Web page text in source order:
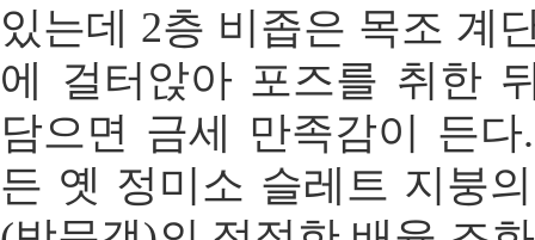
있는데 2층 비좁은 목조 계
에 걸터앉아 포즈를 취한
담으면 금세 만족감이 든
든 옛 정미소 슬레트 지붕